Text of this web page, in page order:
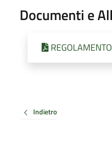
Documenti e
Indietro